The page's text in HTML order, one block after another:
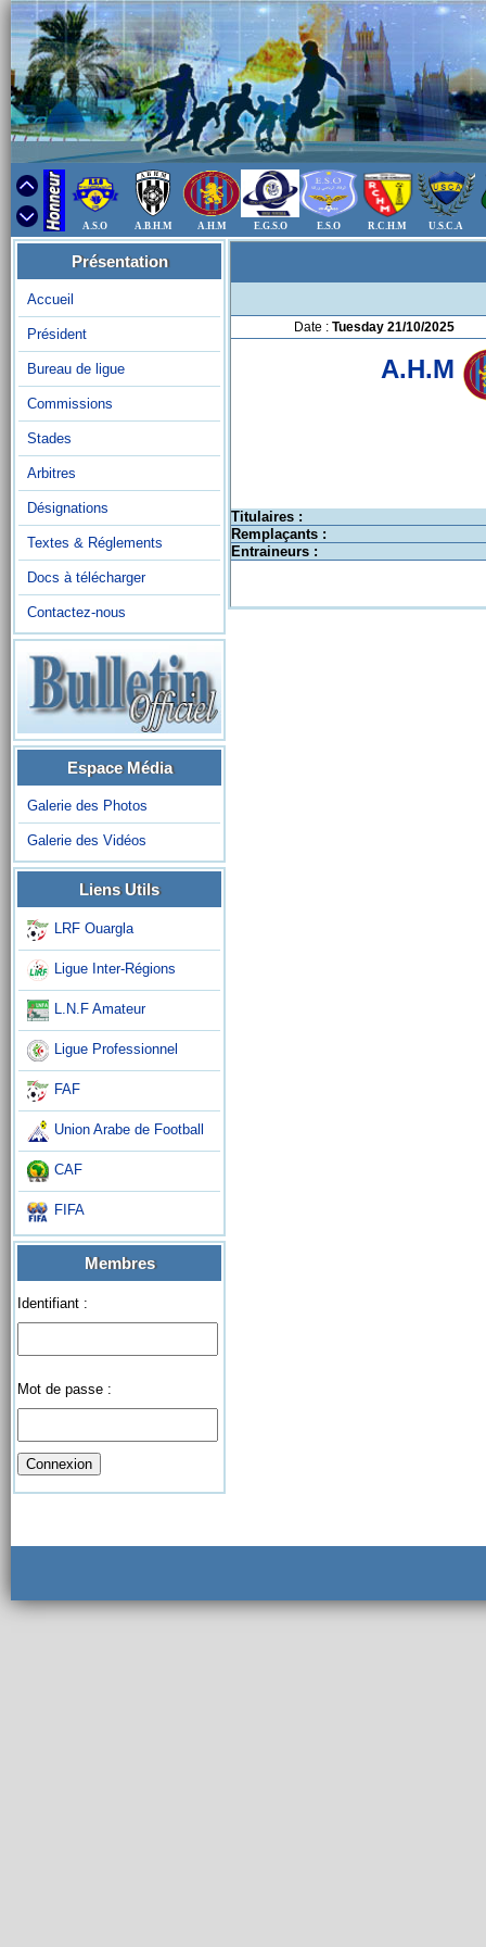
A.S.O A.B.H.M A.H.M E.G.S.O E.S.O R.C.H.M U.S.C.A
Présentation
Accueil
Président
Bureau de ligue
Commissions
Stades
Arbitres
Désignations
Textes & Réglements
Docs à télécharger
Contactez-nous
Espace Média
Galerie des Photos
Galerie des Vidéos
Liens Utils
LRF Ouargla
Ligue Inter-Régions
L.N.F Amateur
Ligue Professionnel
FAF
Union Arabe de Football
CAF
FIFA
Membres
Identifiant :
Mot de passe :
Date : Tuesday 21/10/2025
A.H.M
Titulaires :
Remplaçants :
Entraineurs :